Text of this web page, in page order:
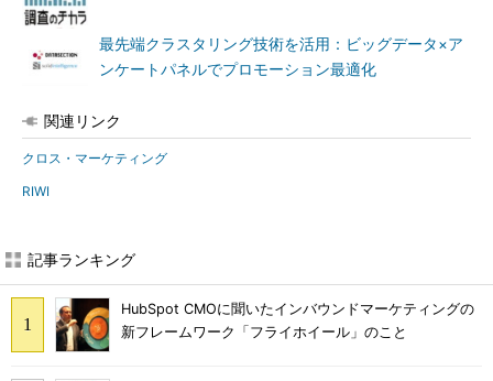
最先端クラスタリング技術を活用：ビッグデータ×ア
ンケートパネルでプロモーション最適化
関連リンク
クロス・マーケティング
RIWI
記事ランキング
HubSpot CMOに聞いたインバウンドマーケティングの
新フレームワーク「フライホイール」のこと